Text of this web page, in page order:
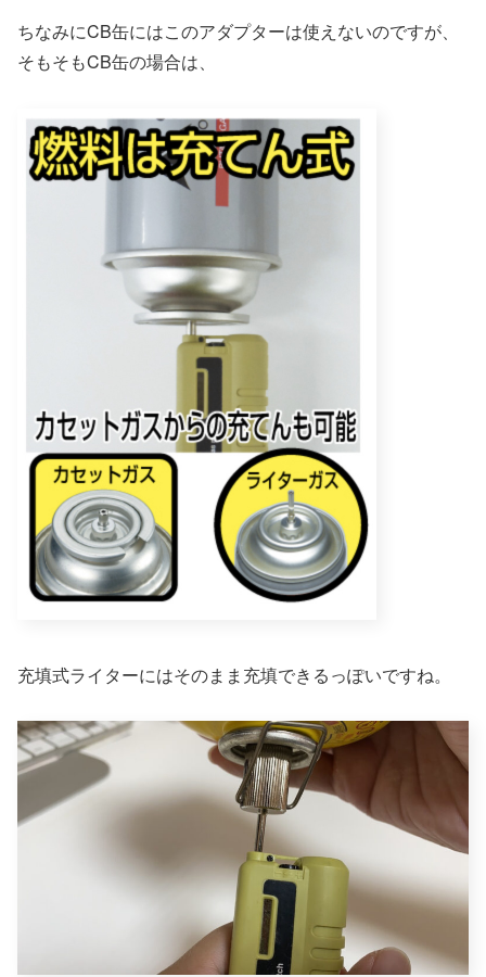
ちなみにCB缶にはこのアダプターは使えないのですが、
そもそもCB缶の場合は、
充填式ライターにはそのまま充填できるっぽいですね。